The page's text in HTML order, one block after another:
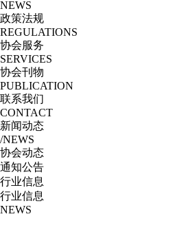
NEWS
政策法规
REGULATIONS
协会服务
SERVICES
协会刊物
PUBLICATION
联系我们
CONTACT
新闻动态
/NEWS
协会动态
通知公告
行业信息
行业信息
NEWS